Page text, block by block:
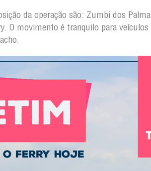
da operação são: Zumbi dos
O movimento é tranquilo para veículos